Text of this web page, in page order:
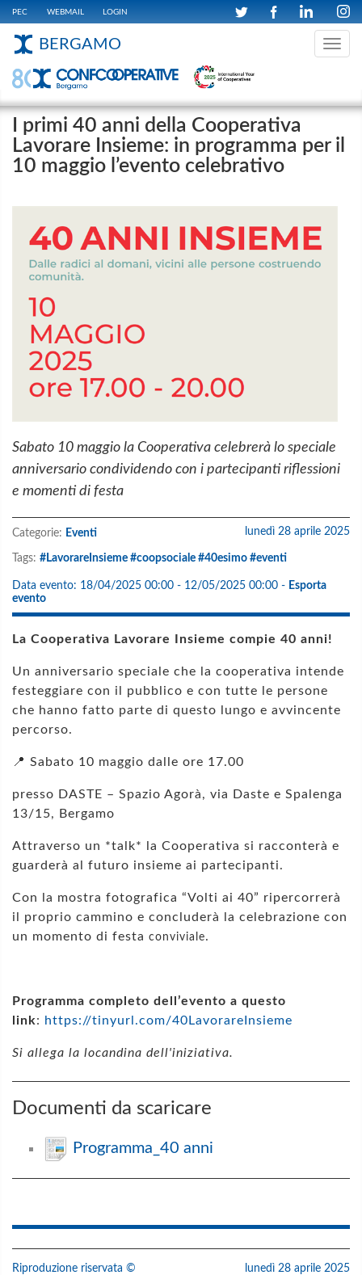
PEC WEBMAIL LOGIN
Toggle
BERGAMO
I primi 40 anni della Cooperativa
Lavorare Insieme: in programma per il
10 maggio l’evento celebrativo
Sabato 10 maggio la Cooperativa celebrerà lo speciale
anniversario condividendo con i partecipanti riflessioni
e momenti di festa
lunedì 28 aprile 2025
Categorie: Eventi
Tags: #LavorareInsieme #coopsociale #40esimo #eventi
Data evento: 18/04/2025 00:00 - 12/05/2025 00:00 - Esporta
evento
La Cooperativa Lavorare Insieme compie 40 anni!
Un anniversario speciale che la cooperativa intende
festeggiare con il pubblico e con tutte le persone
che hanno fatto parte di questo lungo e avvincente
percorso.
📍 Sabato 10 maggio dalle ore 17.00
presso DASTE – Spazio Agorà, via Daste e Spalenga
13/15, Bergamo
Attraverso un *talk* la Cooperativa si racconterà e
guarderà al futuro insieme ai partecipanti.
Con la mostra fotografica “Volti ai 40” ripercorrerà
il proprio cammino e concluderà la celebrazione con
un momento di festa conviviale.
Programma completo dell’evento a questo
link: https://tinyurl.com/40LavorareInsieme
Si allega la locandina dell'iniziativa.
Documenti da scaricare
Programma_40 anni
Riproduzione riservata © lunedì 28 aprile 2025